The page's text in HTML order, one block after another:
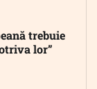
trebuie
lor”